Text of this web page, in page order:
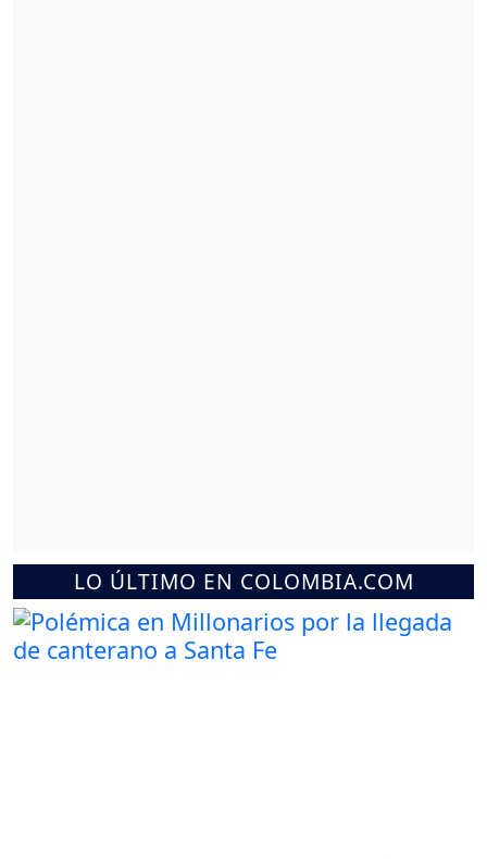
LO ÚLTIMO EN COLOMBIA.COM